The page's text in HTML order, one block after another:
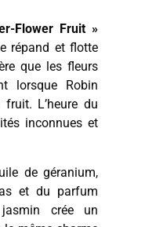
Flower Fruit »
répand et flotte
que les fleurs
lorsque Robin
L’heure du
inconnues et
de géranium,
et du parfum
crée un